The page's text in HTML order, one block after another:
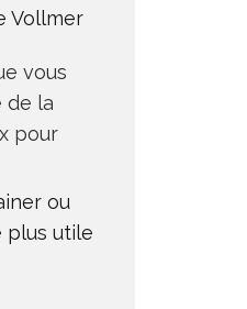
Vollmer
vous
de la
pour
ou
plus utile